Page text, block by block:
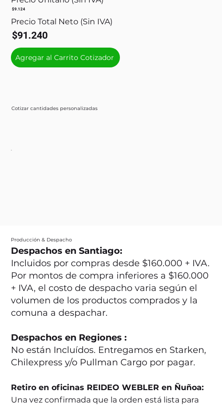
Cotizar cantidades personalizadas
$9.124
Precio Total Neto (Sin IVA)
$91.240
Agregar al Carrito Cotizador
Producción & Despacho
Despachos en Santiago:
Incluidos por compras desde $160.000 + IVA.
Por montos de compra inferiores a $160.000
+ IVA, el costo de despacho varia según el
volumen de los productos comprados y la
comuna a despachar.
Despachos en Regiones :
No están Incluídos. Entregamos en Starken,
Chilexpress y/o Pullman Cargo por pagar.
Retiro en oficinas REIDEO WEBLER en Ñuñoa:
Una vez confirmada que la orden está lista para